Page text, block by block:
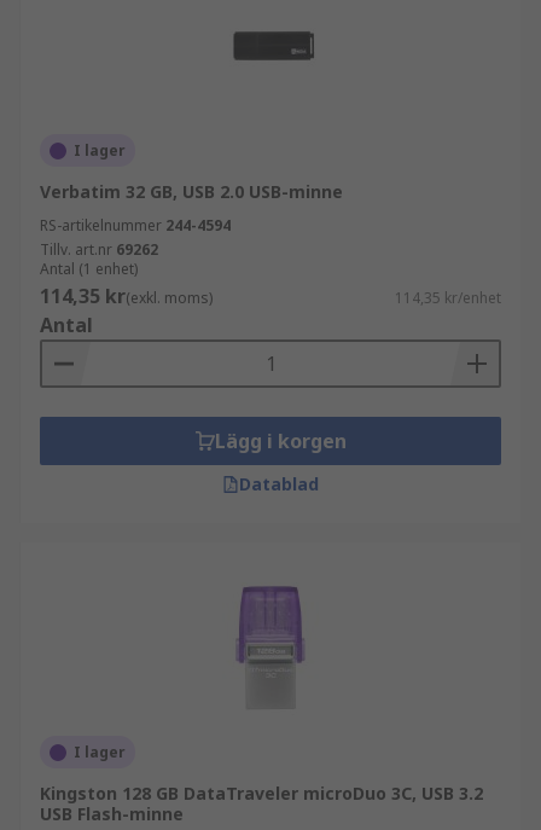
I lager
Verbatim 32 GB, USB 2.0 USB-minne
RS-artikelnummer 244-4594
Tillv. art.nr 69262
Antal (1 enhet)
114,35 kr(exkl. moms) 114,35 kr/enhet
Antal
Lägg i korgen
Datablad
I lager
Kingston 128 GB DataTraveler microDuo 3C, USB 3.2
USB Flash-minne